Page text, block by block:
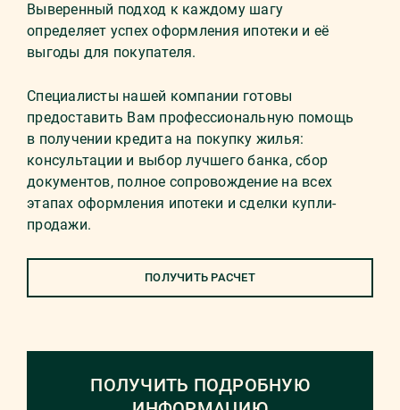
Выверенный подход к каждому шагу
определяет успех оформления ипотеки и её
выгоды для покупателя.
Специалисты нашей компании готовы
предоставить Вам профессиональную помощь
в получении кредита на покупку жилья:
консультации и выбор лучшего банка, сбор
документов, полное сопровождение на всех
этапах оформления ипотеки и сделки купли-
продажи.
ПОЛУЧИТЬ РАСЧЕТ
ПОЛУЧИТЬ ПОДРОБНУЮ